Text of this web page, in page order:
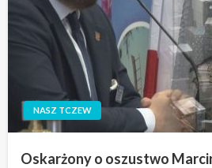
NASZ TCZEW
Oskarżony o oszustwo